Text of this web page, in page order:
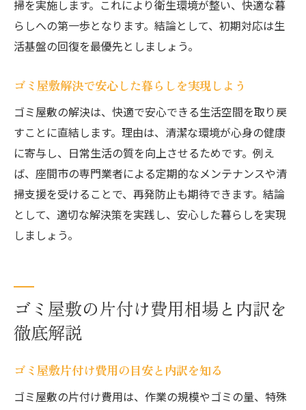
ゴミ屋敷解決に役立つセルフチェック方法
悪徳業者を避けるための見極めポイント
トラブル回避のためのゴミ屋敷業者選び注
意点
悪徳業者による高額請求を防ぐ方法とは
ゴミ屋敷解決に安心な業者契約の進め方
見積もりや契約時のゴミ屋敷業者の注意ポ
イント
口コミや評判でわかるゴミ屋敷業者の見極
め方
片付け後の住環境維持に役立つ習慣とは
心も晴れるゴミ屋敷片付け後の生活改善術
な工夫
片付け後の住環境を整えるアイデア集
掃を実施します。これにより衛生環境が整い、快適な暮
らしへの第一歩となります。結論として、初期対応は生
活基盤の回復を最優先としましょう。
ゴミ屋敷解決で安心した暮らしを実現しよう
ゴミ屋敷の解決は、快適で安心できる生活空間を取り戻
すことに直結します。理由は、清潔な環境が心身の健康
に寄与し、日常生活の質を向上させるためです。例え
ば、座間市の専門業者による定期的なメンテナンスや清
掃支援を受けることで、再発防止も期待できます。結論
として、適切な解決策を実践し、安心した暮らしを実現
しましょう。
ゴミ屋敷の片付け費用相場と内訳を
徹底解説
ゴミ屋敷片付け費用の目安と内訳を知る
ゴミ屋敷の片付け費用は、作業の規模やゴミの量、特殊